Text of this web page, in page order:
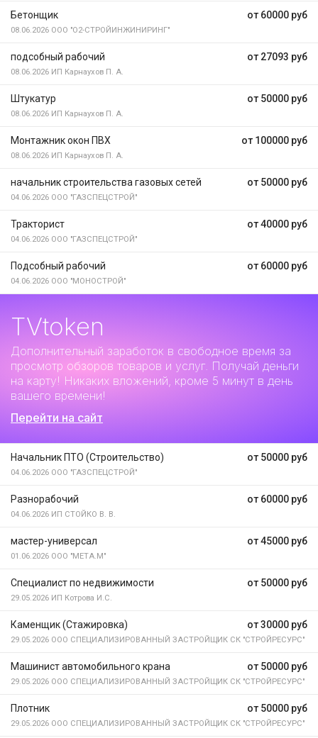
от 60000 руб
Бетонщик
08.06.2026 ООО "О2-СТРОЙИНЖИНИРИНГ"
от 27093 руб
подсобный рабочий
08.06.2026 ИП Карнаухов П. А.
от 50000 руб
Штукатур
08.06.2026 ИП Карнаухов П. А.
от 100000 руб
Монтажник окон ПВХ
08.06.2026 ИП Карнаухов П. А.
от 50000 руб
начальник строительства газовых сетей
04.06.2026 ООО "ГАЗСПЕЦСТРОЙ"
от 40000 руб
Тракторист
04.06.2026 ООО "ГАЗСПЕЦСТРОЙ"
от 60000 руб
Подсобный рабочий
04.06.2026 ООО "МОНОСТРОЙ"
TVtoken
Дополнительный заработок в свободное время за
просмотр обзоров товаров и услуг. Получай деньги
на карту! Никаких вложений, кроме 5 минут в день
вашего времени!
Перейти на сайт
от 50000 руб
Начальник ПТО (Строительство)
04.06.2026 ООО "ГАЗСПЕЦСТРОЙ"
от 60000 руб
Разнорабочий
04.06.2026 ИП СТОЙКО В. В.
от 45000 руб
мастер-универсал
01.06.2026 ООО "МЕТА.М"
от 50000 руб
Специалист по недвижимости
29.05.2026 ИП Котрова И.С.
от 30000 руб
Каменщик (Стажировка)
29.05.2026 ООО СПЕЦИАЛИЗИРОВАННЫЙ ЗАСТРОЙЩИК СК "СТРОЙРЕСУРС"
от 50000 руб
Машинист автомобильного крана
29.05.2026 ООО СПЕЦИАЛИЗИРОВАННЫЙ ЗАСТРОЙЩИК СК "СТРОЙРЕСУРС"
от 50000 руб
Плотник
29.05.2026 ООО СПЕЦИАЛИЗИРОВАННЫЙ ЗАСТРОЙЩИК СК "СТРОЙРЕСУРС"